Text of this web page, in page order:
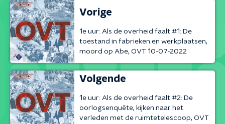
Vorige
1e uur: Als de overheid faalt #1: De
toestand in fabrieken en werkplaatsen,
moord op Abe, OVT 10-07-2022
Volgende
1e uur: Als de overheid faalt #2: De
oorlogsenquête, kijken naar het
verleden met de ruimtetelescoop, OVT